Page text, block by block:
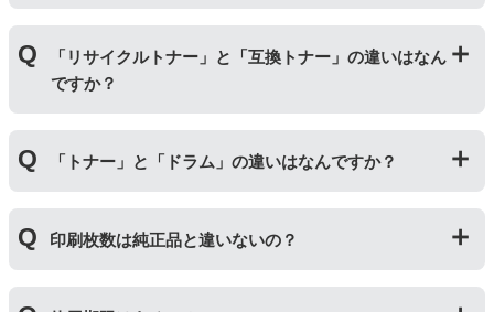
にて洗浄やトナー(粉)充填をしたうえで、再度販売して
いる商品です。
純正品に比べて、印刷代を節約することができます。
「リサイクルトナー」と「互換トナー」の違いはなん
ですか？
ッジを国内で1本づつ丁寧に製造しているため、比較的
不具合の起きにくい商品です。
「互換トナー」は純正品を模して製造された大量生産さ
れた商品のため、お求めやすい価格になっております。
「トナー」と「ドラム」の違いはなんですか？
ートリッジのことです。「ドラム(感光体ユニット)」は
トナーを用紙に写すためのもので、トナーカートリッジ
の器にあたる部分になります。
印刷枚数は純正品と違いないの？